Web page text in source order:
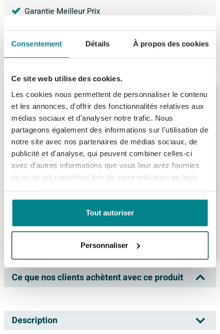
Consentement Détails À propos des cookies
Ce site web utilise des cookies.
Les cookies nous permettent de personnaliser le contenu
et les annonces, d'offrir des fonctionnalités relatives aux
médias sociaux et d'analyser notre trafic. Nous
partageons également des informations sur l'utilisation de
notre site avec nos partenaires de médias sociaux, de
publicité et d'analyse, qui peuvent combiner celles-ci
avec d'autres informations que vous leur avez fournies
ou qu'ils ont collectées lors de votre utilisation de leurs
services.
Tout autoriser
Personnaliser
Garantie Meilleur Prix
4.228avis, avec une évaluation de8.9
Ink meuble sous-vasque 80x35x45cm 1
tiroir sans poignée laqué
Livraison:1 - 2 semaines
782, 46
Saniclass Holz Base Meuble sous lavabo
de salle de bains - 80cm - 1 tiroir - sans
poignée - brun noir mat
Livraison:1 - 2 semaines
99
Ce que nos clients achètent avec ce produit
Description